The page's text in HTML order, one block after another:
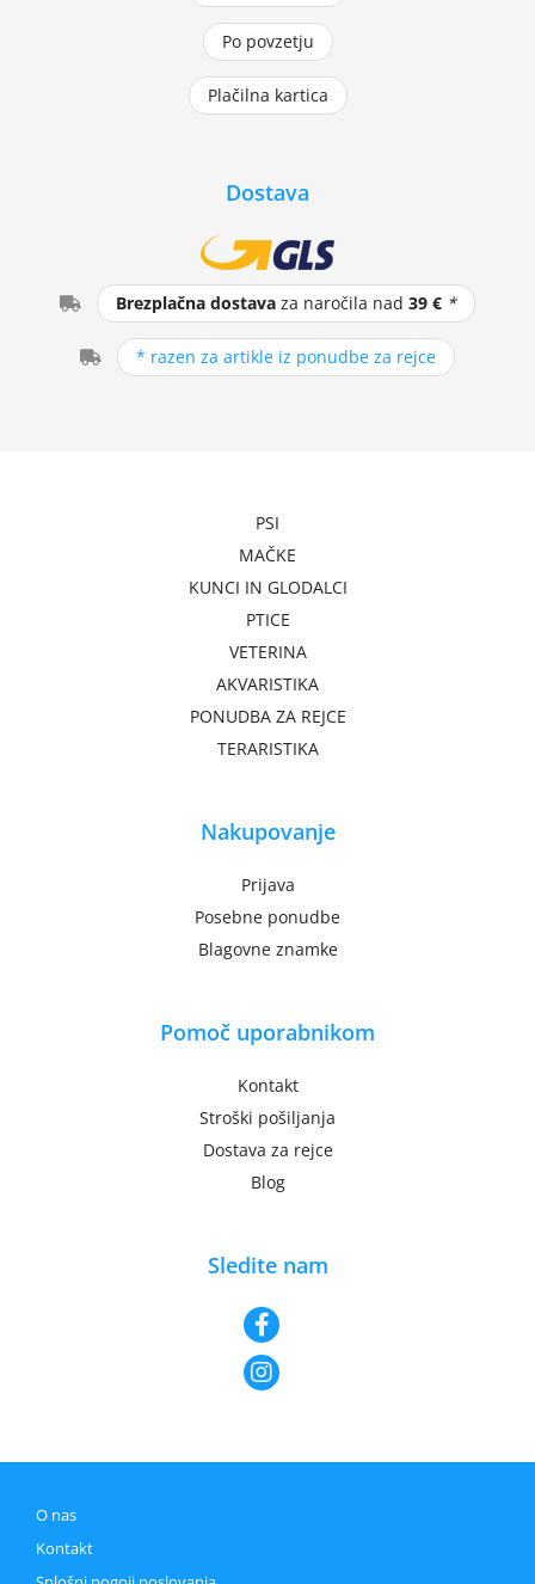
Po povzetju
Plačilna kartica
Dostava
Brezplačna dostava za naročila nad39 € *
* razen za artikle iz ponudbe za rejce
PSI
MAČKE
KUNCI IN GLODALCI
PTICE
VETERINA
AKVARISTIKA
PONUDBA ZA REJCE
TERARISTIKA
Nakupovanje
Prijava
Posebne ponudbe
Blagovne znamke
Pomoč uporabnikom
Kontakt
Stroški pošiljanja
Dostava za rejce
Blog
Sledite nam
O nas
Kontakt